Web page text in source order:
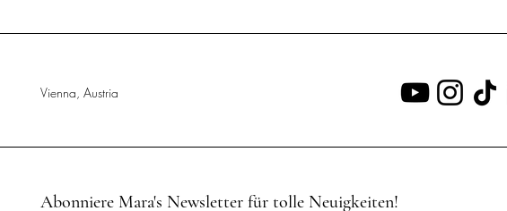
Vienna, Austria
Abonniere Mara's Newsletter für tolle Neuigkeiten!